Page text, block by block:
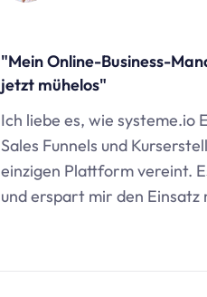
"Mein Online-Business-
jetzt mühelos"
Ich liebe es, wie systeme.io
Sales Funnels und
einzigen Plattform vereint.
und erspart mir den Einsatz